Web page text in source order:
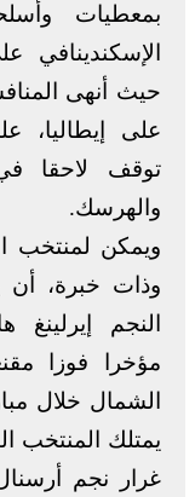
بمعطيات
الإسكندينافي
حيث أنهى
على إيطاليا،
توقف لاحقا
والهرسك.
ويمكن لمنتخب
وذات خبرة،
النجم إيرلينغ
الشمال خلال
يمتلك المنتخب
غرار نجم